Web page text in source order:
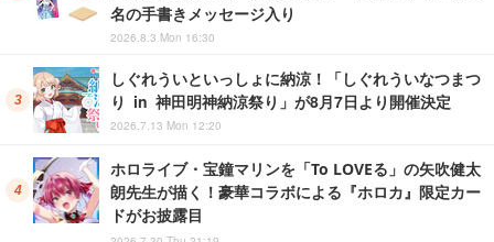
名の手書きメッセージ入り
2026.8.3 Mon 16:30
しぐれういといっしょに納涼！「しぐれういなつまつ
り in 神田明神納涼祭り」が8月7日より開催決定
2026.7.13 Mon 12:20
ホロライブ・宝鐘マリンを「To LOVEる」の矢吹健太
朗先生が描く！豪華コラボによる『ホロカ』限定カー
ドがお披露目